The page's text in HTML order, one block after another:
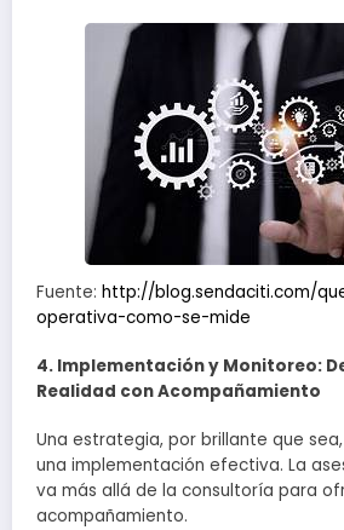
Fuente: http://blog.sendaciti.com/
operativa-como-se-mide
4. Implementación y Monitoreo:
Realidad con Acompañamiento
Una estrategia, por brillante que
una implementación efectiva. La
va más allá de la consultoría para
acompañamiento.